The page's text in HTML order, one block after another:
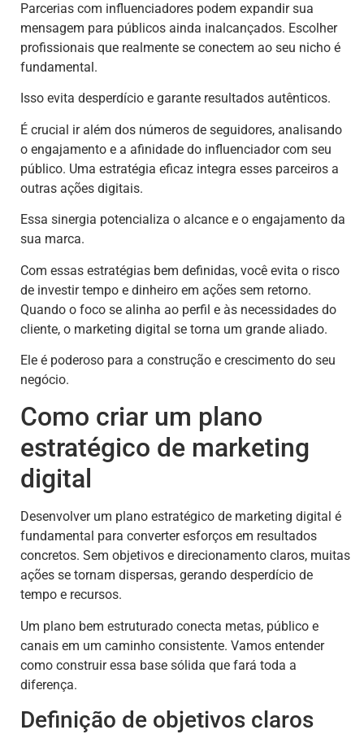
Parcerias com influenciadores podem expandir sua
mensagem para públicos ainda inalcançados. Escolher
profissionais que realmente se conectem ao seu nicho é
fundamental.
Isso evita desperdício e garante resultados autênticos.
É crucial ir além dos números de seguidores, analisando
o engajamento e a afinidade do influenciador com seu
público. Uma estratégia eficaz integra esses parceiros a
outras ações digitais.
Essa sinergia potencializa o alcance e o engajamento da
sua marca.
Com essas estratégias bem definidas, você evita o risco
de investir tempo e dinheiro em ações sem retorno.
Quando o foco se alinha ao perfil e às necessidades do
cliente, o marketing digital se torna um grande aliado.
Ele é poderoso para a construção e crescimento do seu
negócio.
Como criar um plano
estratégico de marketing
digital
Desenvolver um plano estratégico de marketing digital é
fundamental para converter esforços em resultados
concretos. Sem objetivos e direcionamento claros, muitas
ações se tornam dispersas, gerando desperdício de
tempo e recursos.
Um plano bem estruturado conecta metas, público e
canais em um caminho consistente. Vamos entender
como construir essa base sólida que fará toda a
diferença.
Definição de objetivos claros